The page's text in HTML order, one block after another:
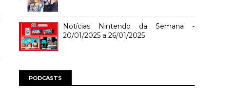
Notícias Nintendo da Semana -
20/01/2025 a 26/01/2025
PODCASTS